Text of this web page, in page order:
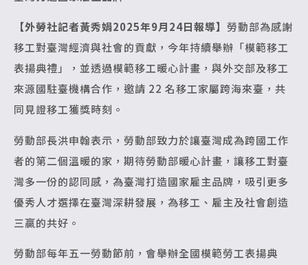
【外勞社記者黃秀娟2025年9月24日報導】 勞動部為感謝
移工對臺灣經濟與社會的貢獻，今年持續舉辦「模範移工
表揚典禮」，並透過模範移工暖心計畫，與外交部及移工
來源國駐臺機構合作，邀請 22 名移工家屬跨海來臺，共
同見證移工獲獎時刻。
勞動部長洪申翰表示，勞動部致力於讓臺灣成為跨國工作
者的第二個溫暖的家，期待勞動部暖心計畫，讓移工對臺
灣多一份的認同感，為臺灣打造國家雇主品牌，吸引更多
優秀人才選擇在臺灣深耕發展，為移工、雇主及社會創造
三贏的共好。
勞動部每年五一勞動節前，會舉辦全國模範勞工表揚典